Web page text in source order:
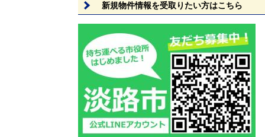
新規物件情報を受取りたい方はこちら